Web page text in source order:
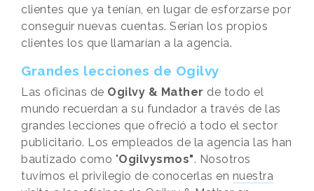
clientes que ya tenían, en lugar de esforzarse por
conseguir nuevas cuentas. Serían los propios
clientes los que llamarían a la agencia.
Grandes lecciones de Ogilvy
Las oficinas de Ogilvy & Mather de todo el
mundo recuerdan a su fundador a través de las
grandes lecciones que ofreció a todo el sector
publicitario. Los empleados de la agencia las han
bautizado como "Ogilvysmos". Nosotros
tuvimos el privilegio de conocerlas en nuestra